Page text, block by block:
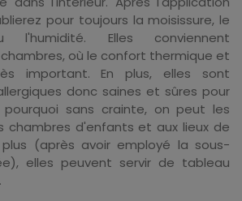
pour toujours la moisissure, le
l'humidité. Elles conviennent
où le confort thermique et
important. En plus, elles sont
donc saines et sûres pour
sans crainte, on peut les
chambres d'enfants et aux lieux de
(après avoir employé la sous-
elles peuvent servir de tableau